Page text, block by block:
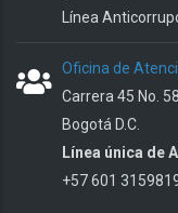
Línea
Oficina de
Carrera 45 No.
Bogotá D.C.
Línea única de
+57 601